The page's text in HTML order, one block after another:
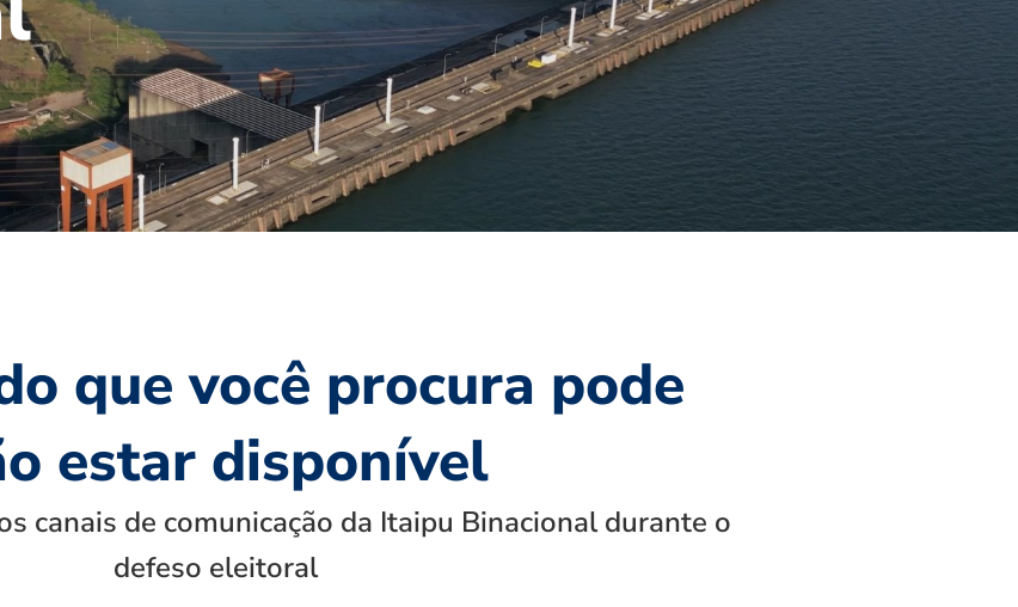
que você procura pode
estar disponível
canais de comunicação da Itaipu Binacional durante o
defeso eleitoral